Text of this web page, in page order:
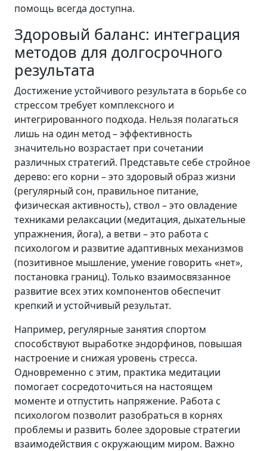
помощь всегда доступна.
Здоровый баланс: интеграция
методов для долгосрочного
результата
Достижение устойчивого результата в борьбе со
стрессом требует комплексного и
интегрированного подхода. Нельзя полагаться
лишь на один метод – эффективность
значительно возрастает при сочетании
различных стратегий. Представьте себе стройное
дерево: его корни – это здоровый образ жизни
(регулярный сон, правильное питание,
физическая активность), ствол – это овладение
техниками релаксации (медитация, дыхательные
упражнения, йога), а ветви – это работа с
психологом и развитие адаптивных механизмов
(позитивное мышление, умение говорить «нет»,
постановка границ). Только взаимосвязанное
развитие всех этих компонентов обеспечит
крепкий и устойчивый результат.
Например, регулярные занятия спортом
способствуют выработке эндорфинов, повышая
настроение и снижая уровень стресса.
Одновременно с этим, практика медитации
помогает сосредоточиться на настоящем
моменте и отпустить напряжение. Работа с
психологом позволит разобраться в корнях
проблемы и развить более здоровые стратегии
взаимодействия с окружающим миром. Важно